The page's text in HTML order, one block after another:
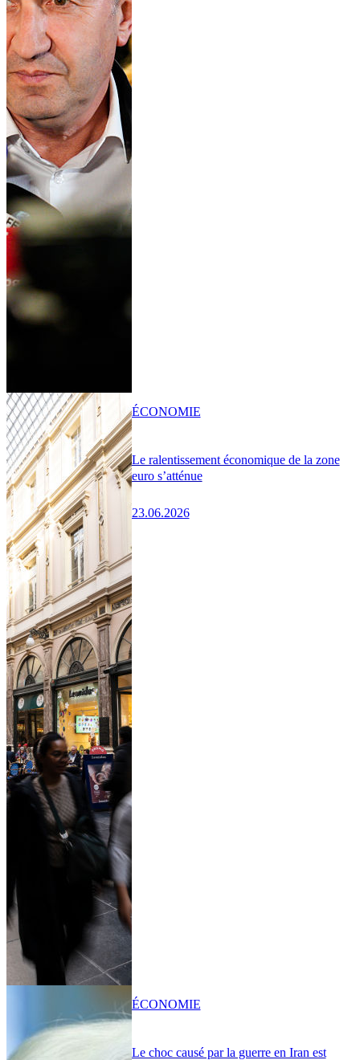
Le ralentissement économique de la zone
euro s’atténue
23.06.2026
ÉCONOMIE
Le choc causé par la guerre en Iran est
ÉCONOMIE